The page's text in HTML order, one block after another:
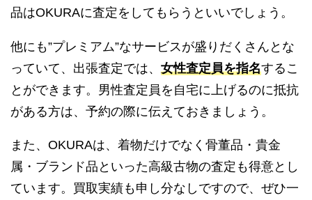
品はOKURAに査定をしてもらうといいでしょう。
他にも”プレミアム”なサービスが盛りだくさんとな
っていて、出張査定では、 女性査定員を指名するこ
とができます。男性査定員を自宅に上げるのに抵抗
がある方は、予約の際に伝えておきましょう。
また、OKURAは、着物だけでなく骨董品・貴金
属・ブランド品といった高級古物の査定も得意とし
ています。買取実績も申し分なしですので、ぜひ一